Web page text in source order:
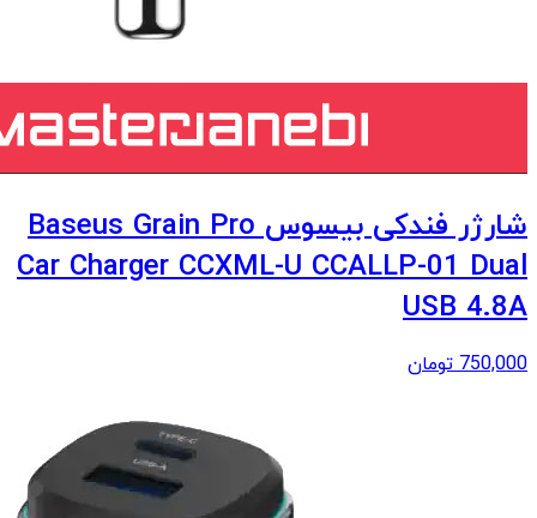
شارژر فندکی بیسوس Baseus Grain Pro
Car Charger CCXML-U CCALLP-01 Dual
USB 4.8A
750,000 تومان